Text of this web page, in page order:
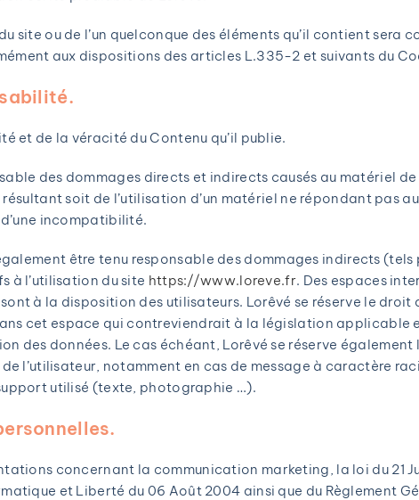
site ou de l’un quelconque des éléments qu’il contient sera
aux dispositions des articles L.335-2 et suivants du
et de la véracité du Contenu qu’il publie.
des dommages directs et indirects causés au matériel de
résultant soit de l’utilisation d’un matériel ne répondant pas
incompatibilité.
être tenu responsable des dommages indirects (tels
à l’utilisation du site https://www.loreve.fr. Des espaces
à la disposition des utilisateurs. Lorêvé se réserve le droit
cet espace qui contreviendrait à la législation applicable
des données. Le cas échéant, Lorêvé se réserve
l’utilisateur, notamment en cas de message à caractère
utilisé (texte, photographie …).
concernant la communication marketing, la loi du 21
et Liberté du 06 Août 2004 ainsi que du Règlement